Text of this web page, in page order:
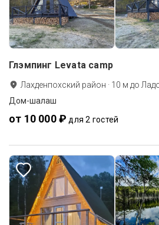
Глэмпинг Levata camp
Лахденпохский район · 10 м до
Дом-шалаш
от 10 000 ₽ для 2 гостей